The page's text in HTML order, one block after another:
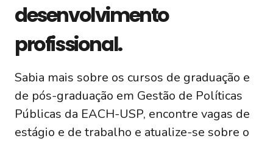
desenvolvimento
profissional.
Sabia mais sobre os cursos de graduação e
de pós-graduação em Gestão de Políticas
Públicas da EACH-USP, encontre vagas de
estágio e de trabalho e atualize-se sobre o